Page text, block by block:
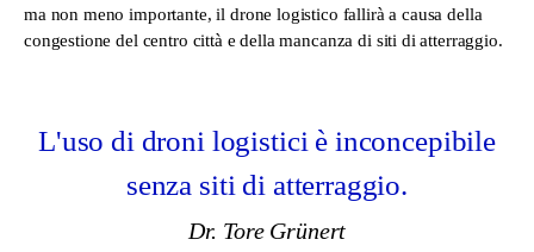
ma non meno importante, il drone logistico fallirà a causa della
congestione del centro città e della mancanza di siti di atterraggio.
L'uso di droni logistici è inconcepibile
senza siti di atterraggio.
Dr. Tore Grünert